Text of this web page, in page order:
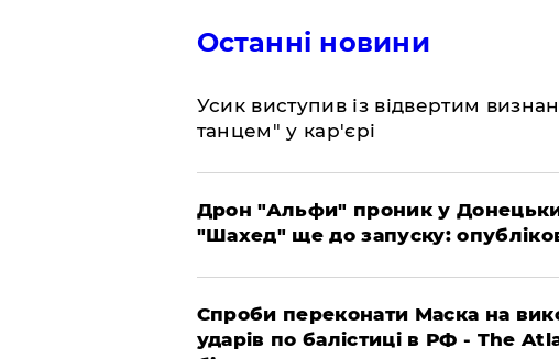
Останні новини
​Усик виступив із відвертим
танцем" у кар'єрі
​Дрон "Альфи" проник у
"Шахед" ще до запуску:
​Спроби переконати Маска на
ударів по балістиці в РФ - The